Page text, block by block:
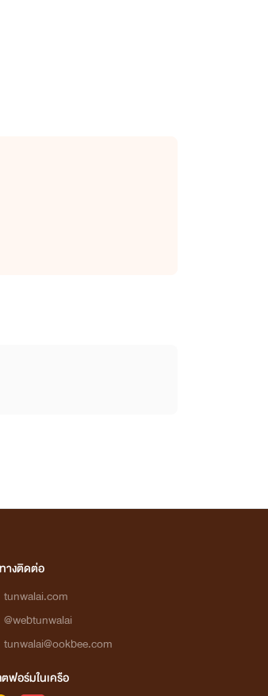
างติดต่อ
tunwalai.com
@webtunwalai
tunwalai@ookbee.com
ฟอร์มในเครือ